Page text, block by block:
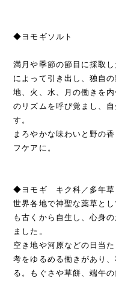
◆ヨモギソルト
満月や季節の節目に採取
によって引き出し、独自
地、火、水、月の働きを
のリズムを呼び覚まし、
す。
まろやかな味わいと野の
フケアに。
◆ヨモギ キク科／多年草
世界各地で神聖な薬草と
も古くから自生し、心身
ました。
空き地や河原などの日当
考をゆるめる働きがあり
る。もぐさや草餅、端午